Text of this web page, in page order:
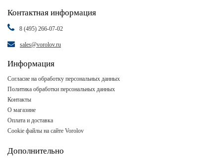
Контактная информация
8 (495) 266-07-02
sales@vorolov.ru
Информация
Согласие на обработку персональных данных
Политика обработки персональных данных
Контакты
О магазине
Оплата и доставка
Cookie файлы на сайте Vorolov
Дополнительно